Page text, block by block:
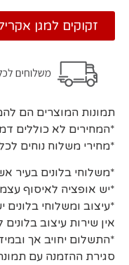
זקוקים למגן
תמונות המוצרים הם
*המחירים לא כוללים
*מחירי משלוח נוחים
*משלוחי בלונים בעיר אשקלון יגיע תוך 2-8
*יש אופציה לאיסוף
*עיצוב ומשלוחי
אין שירות עיצוב
*התשלום יחויב אך
סגירת ההזמנה עם